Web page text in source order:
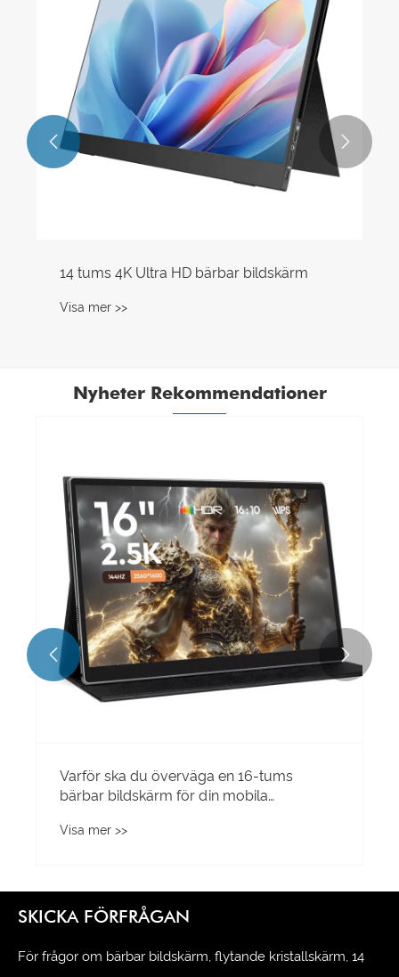
14 tums 4K Ultra HD bärbar bildskärm
Visa mer >>
 
Nyheter Rekommendationer
Varför ska du överväga en 16-tums
bärbar bildskärm för din mobila
Visa mer >>
 
SKICKA FÖRFRÅGAN
För frågor om bärbar bildskärm, flytande kristallskärm, 14